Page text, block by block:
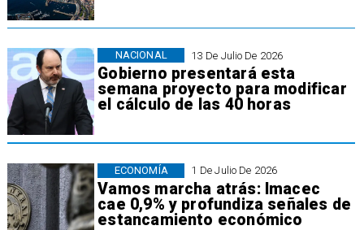
13 De Julio De 2026
Gobierno presentará esta
semana proyecto para modificar
el cálculo de las 40 horas
NACIONAL
1 De Julio De 2026
Vamos marcha atrás: Imacec
cae 0,9% y profundiza señales de
estancamiento económico
ECONOMÍA